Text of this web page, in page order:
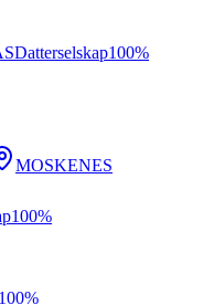
Datterselskap100%
MOSKENES
100%
100%